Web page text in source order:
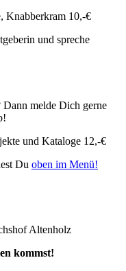
Knabberkram 10,-€
und spreche
Dann melde Dich gerne
und Kataloge 12,-€
Du oben im Menü!
Altenholz
kommst!